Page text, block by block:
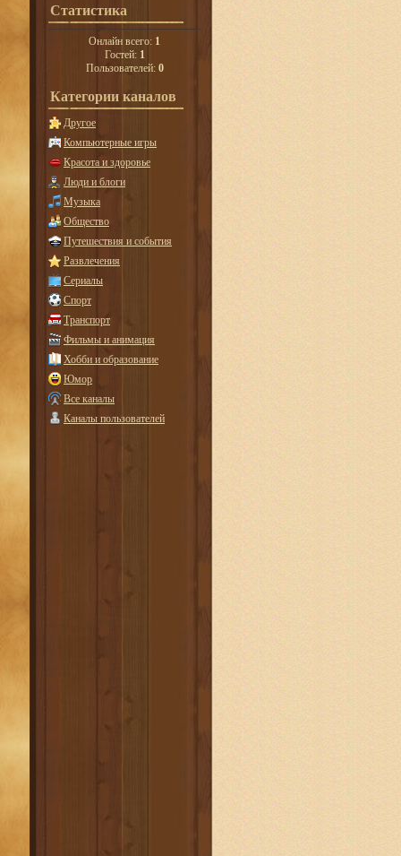
Статистика
Онлайн всего: 1
Гостей: 1
Пользователей: 0
Категории каналов
Другое
Компьютерные игры
Красота и здоровье
Люди и блоги
Музыка
Общество
Путешествия и события
Развлечения
Сериалы
Спорт
Транспорт
Фильмы и анимация
Хобби и образование
Юмор
Все каналы
Каналы пользователей